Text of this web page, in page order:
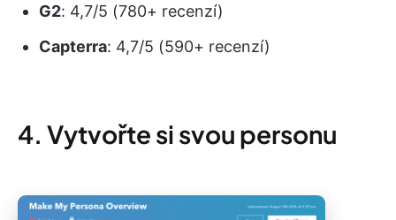
G2: 4,7/5 (780+ recenzí)
Capterra: 4,7/5 (590+ recenzí)
4. Vytvořte si svou personu